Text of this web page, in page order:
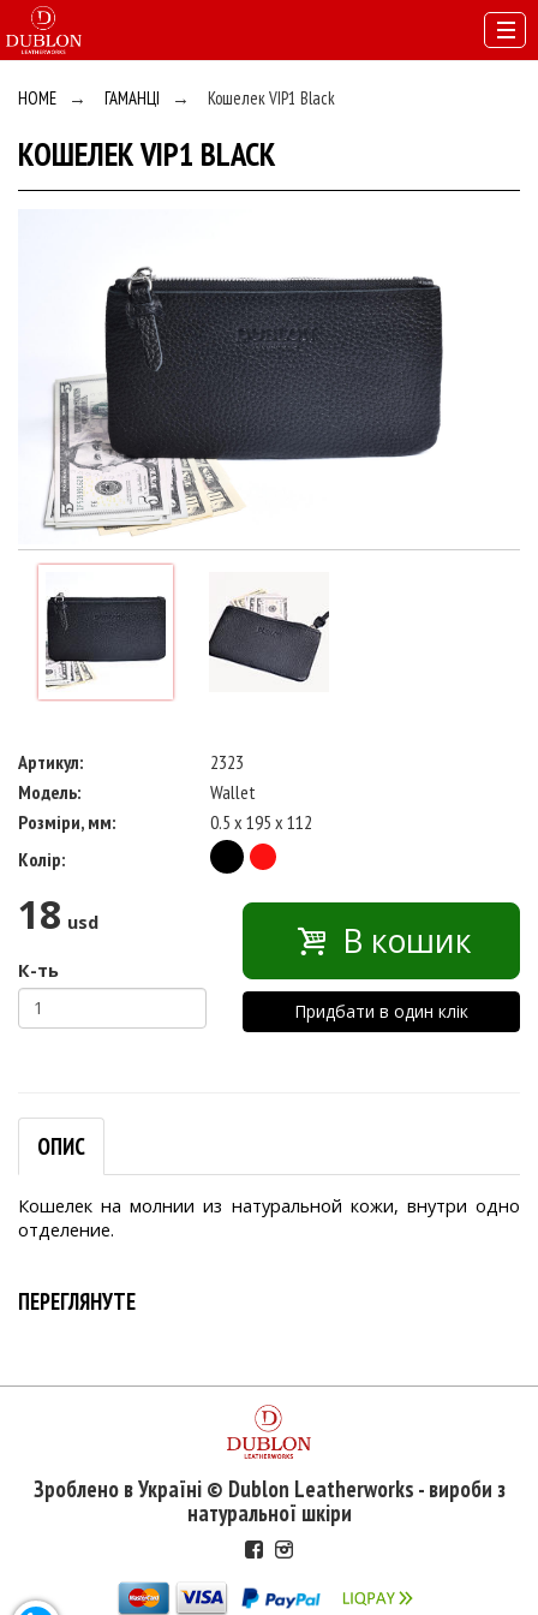
HOME → ГАМАНЦІ → Кошелек VIP1 Black
КОШЕЛЕК VIP1 BLACK
Артикул:
2323
Модель:
Wallet
Розміри, мм:
0.5 x 195 x 112
Колір:
18 usd
К-ть
В кошик
Придбати в один клік
ОПИС
Кошелек на молнии из натуральной кожи, внутри одно
отделение.
ПЕРЕГЛЯНУТЕ
Зроблено в Україні © Dublon Leatherworks - вироби з
натуральної шкіри